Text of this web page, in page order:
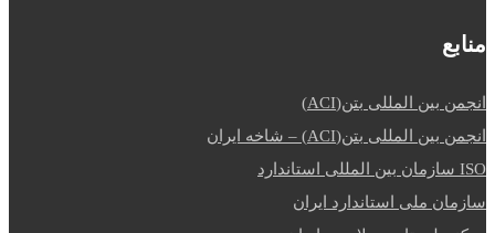
منابع
انجمن بین المللی بتن(ACI)
انجمن بین المللی بتن(ACI) – شاخه ایران
ISO سازمان بین المللی استاندارد
سازمان ملی استاندارد ایران